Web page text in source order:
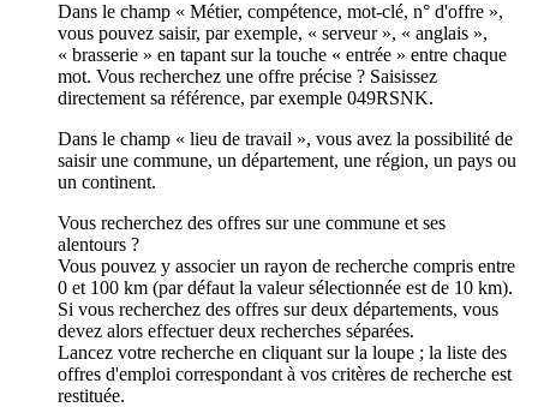
Dans le champ « Métier, compétence, mot-clé, n° d'offre »,
vous pouvez saisir, par exemple, « serveur », « anglais »,
« brasserie » en tapant sur la touche « entrée » entre chaque
mot. Vous recherchez une offre précise ? Saisissez
directement sa référence, par exemple 049RSNK.
Dans le champ « lieu de travail », vous avez la possibilité de
saisir une commune, un département, une région, un pays ou
un continent.
Vous recherchez des offres sur une commune et ses
alentours ?
Vous pouvez y associer un rayon de recherche compris entre
0 et 100 km (par défaut la valeur sélectionnée est de 10 km).
Si vous recherchez des offres sur deux départements, vous
devez alors effectuer deux recherches séparées.
Lancez votre recherche en cliquant sur la loupe ; la liste des
offres d'emploi correspondant à vos critères de recherche est
restituée.